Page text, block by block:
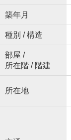
築年月
種別 / 構造
部屋 /
所在階 / 階建
所在地